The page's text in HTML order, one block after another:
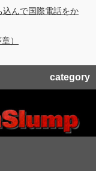
んで国際電話をか
）
category